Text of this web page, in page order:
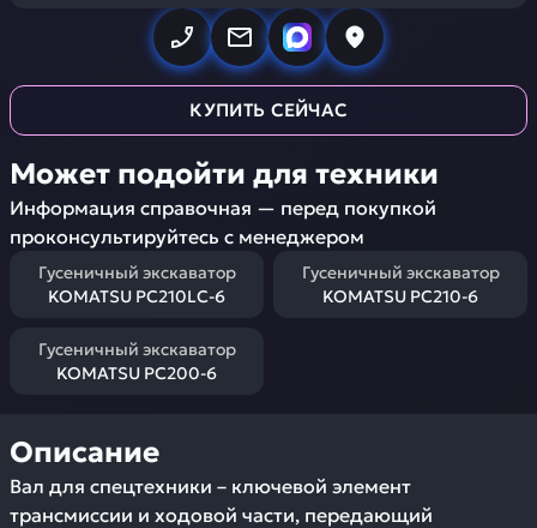
КУПИТЬ СЕЙЧАС
Может подойти для техники
Информация справочная — перед покупкой
проконсультируйтесь с менеджером
Гусеничный экскаватор
KOMATSU PC210LC-6
Гусеничный экскаватор
KOMATSU PC210-6
Гусеничный экскаватор
KOMATSU PC200-6
Описание
Вал для спецтехники – ключевой элемент
трансмиссии и ходовой части, передающий